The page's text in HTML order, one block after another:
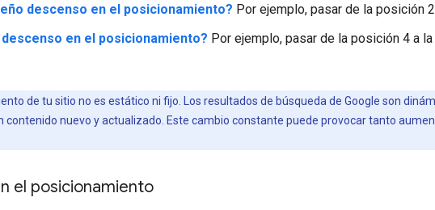
descenso en el posicionamiento? Por ejemplo, pasar de la posición
descenso en el posicionamiento? Por ejemplo, pasar de la posición 4 a la
de tu sitio no es estático ni fijo. Los resultados de búsqueda de Google son
contenido nuevo y actualizado. Este cambio constante puede provocar tanto
el posicionamiento